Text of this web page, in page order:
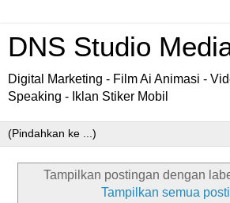
DNS Studio
Digital Marketing - Film Ai Animasi -
Speaking - Iklan Stiker Mobil
Tampilkan postingan dengan
Tampilkan semua